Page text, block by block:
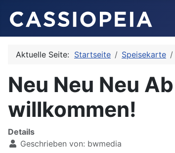
Aktuelle Seite: Startseite Speisekarte
Neu Neu Neu
willkommen!
Details
Geschrieben von: bwmedia